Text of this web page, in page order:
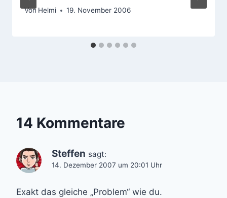
Von Helmi 19. November 2006
14 Kommentare
Steffen sagt:
14. Dezember 2007 um 20:01 Uhr
Exakt das gleiche „Problem“ wie du.